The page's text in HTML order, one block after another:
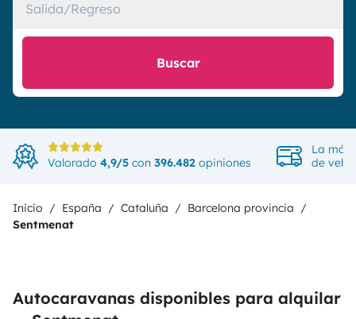
Salida/Regreso
Buscar
Valorado 4,9/5 con 396.482 opiniones
La más
de
Inicio España Cataluña
Barcelona provincia
Sentmenat
Autocaravanas disponibles para alquilar